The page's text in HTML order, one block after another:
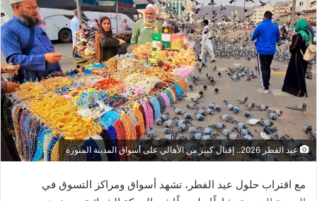
عيد الفطر 2026.. إقبال كبير من الأهالي على أسواق المدينة المنورة
مع اقتراب حلول عيد الفطر، تشهد أسواق ومراكز التسوق في